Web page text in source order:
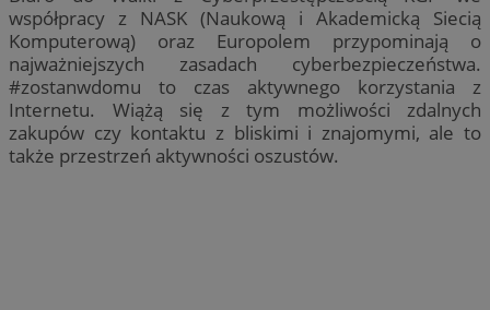
współpracy z NASK (Naukową i Akademicką Siecią
Komputerową) oraz Europolem przypominają o
najważniejszych zasadach cyberbezpieczeństwa.
#zostanwdomu to czas aktywnego korzystania z
Internetu. Wiążą się z tym możliwości zdalnych
zakupów czy kontaktu z bliskimi i znajomymi, ale to
także przestrzeń aktywności oszustów.